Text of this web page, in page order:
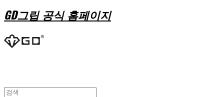
GD그립 공식 홈페이지